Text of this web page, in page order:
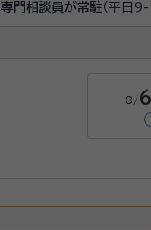
専門相談員が常駐（平日
8/6